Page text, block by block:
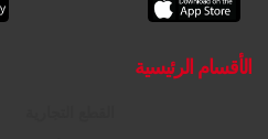
الأقسام الرئيسية